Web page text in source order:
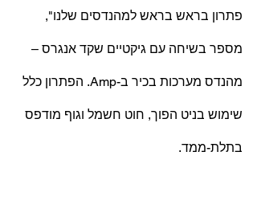
פתרון בראש בראש למהנדסים שלנו",
מספר בשיחה עם גיקטיים שקד אנגרס –
מהנדס מערכות בכיר ב-Amp. הפתרון כלל
שימוש בניט הפוך, חוט חשמל וגוף מודפס
בתלת-ממד.